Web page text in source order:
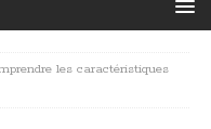
les caractéristiques